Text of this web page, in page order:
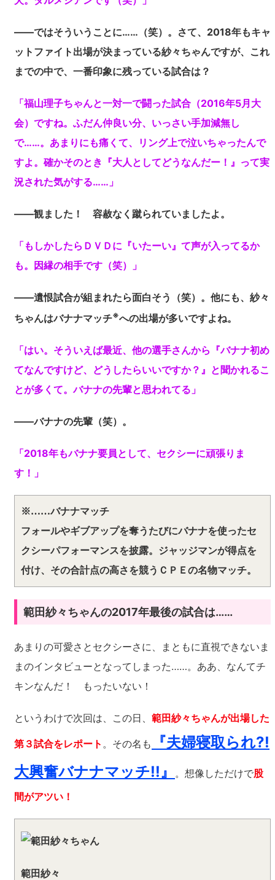
――ではそういうことに……（笑）。さて、2018年もキャ
ットファイト出場が決まっている紗々ちゃんですが、これ
までの中で、一番印象に残っている試合は？
「福山理子ちゃんと一対一で闘った試合（2016年5月大
会）ですね。ふだん仲良い分、いっさい手加減無し
で……。あまりにも痛くて、リング上で泣いちゃったんで
すよ。確かそのとき『大人としてどうなんだー！』って実
況された気がする……」
――観ました！ 容赦なく蹴られていましたよ。
「もしかしたらＤＶＤに『いたーい』て声が入ってるか
も。因縁の相手です（笑）」
――遺恨試合が組まれたら面白そう（笑）。他にも、紗々
ちゃんはバナナマッチ※への出場が多いですよね。
「はい。そういえば最近、他の選手さんから『バナナ初め
てなんですけど、どうしたらいいですか？』と聞かれるこ
とが多くて。バナナの先輩と思われてる」
――バナナの先輩（笑）。
「2018年もバナナ要員として、セクシーに頑張りま
す！」
※……バナナマッチ
フォールやギブアップを奪うたびにバナナを使ったセ
クシーパフォーマンスを披露。ジャッジマンが得点を
付け、その合計点の高さを競うＣＰＥの名物マッチ。
範田紗々ちゃんの2017年最後の試合は……
あまりの可愛さとセクシーさに、まともに直視できないま
まのインタビューとなってしまった……。ああ、なんてチ
キンなんだ！ もったいない！
というわけで次回は、この日、 範田紗々ちゃんが出場した
第３試合をレポート 。その名も
『夫婦寝取られ?!
大興奮バナナマッチ!!』
。想像しただけで股
間がアツい！
範田紗々